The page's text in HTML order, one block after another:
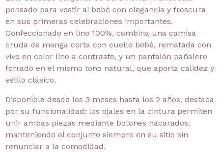
pensado para vestir al bebé con elegancia y frescura
en sus primeras celebraciones importantes.
Confeccionado en lino 100%, combina una camisa
cruda de manga corta con cuello bebé, rematada con
vivo en color lino a contraste, y un pantalón pañalero
forrado en el mismo tono natural, que aporta calidez y
estilo clásico.
Disponible desde los 3 meses hasta los 2 años, destaca
por su funcionalidad: los ojales en la cintura permiten
unir ambas piezas mediante botones nacarados,
manteniendo el conjunto siempre en su sitio sin
renunciar a la comodidad.